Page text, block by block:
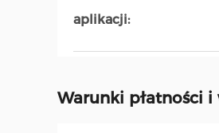
aplikacji:
Warunki płatności i